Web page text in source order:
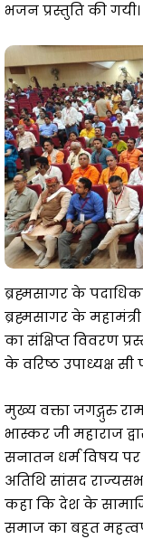
भजन प्रस्तुति की गयी।
ब्रह्मसागर के
ब्रह्मसागर के
का संक्षिप्त विवरण
के वरिष्ठ उपाध्यक्ष सी
मुख्य वक्ता जगद्गुरु
भास्कर जी महाराज
सनातन धर्म विषय पर
अतिथि सांसद
कहा कि देश के
समाज का बहुत